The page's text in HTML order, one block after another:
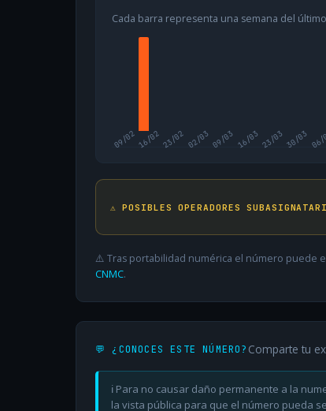
Cada barra representa una semana del
09/0216/0223/02 02/03 09/03 16/03 23/03 30/03
⚠️ POSIBLES OPERADORES
⚠️ Tras portabilidad numérica el número puede
CNMC.
💬 ¿CONOCES ESTE NÚMERO? Comparte tu
ℹ️ Para no causar daño permanente a la
la vista pública para que el número pueda